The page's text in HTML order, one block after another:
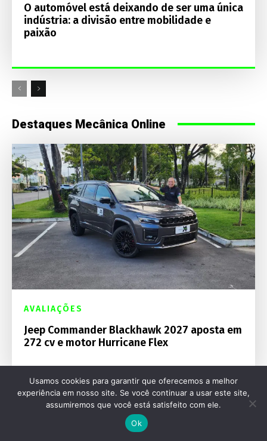
O automóvel está deixando de ser uma única
indústria: a divisão entre mobilidade e
paixão
Destaques Mecânica Online
AVALIAÇÕES
Jeep Commander Blackhawk 2027 aposta em
272 cv e motor Hurricane Flex
Usamos cookies para garantir que oferecemos a melhor
experiência em nosso site. Se você continuar a usar este site,
assumiremos que você está satisfeito com ele.
Ok